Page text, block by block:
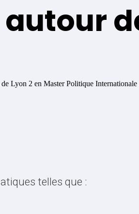
Lyon 2 en Master Politique Internationale
telles que :